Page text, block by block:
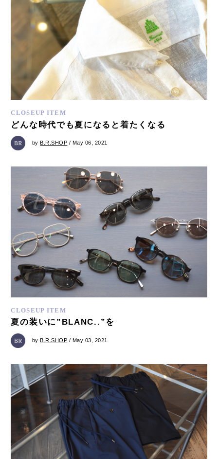
CLOSEUP ITEM
どんな時代でも夏になると着たくなる
by B.R.SHOP / May 06, 2021
CLOSEUP ITEM
夏の装いに”BLANC..”を
byB.R.SHOP / May 03, 2021